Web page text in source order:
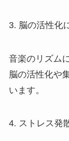
3. 脳の活性化
音楽のリズム
脳の活性化や
います。
4. ストレス発